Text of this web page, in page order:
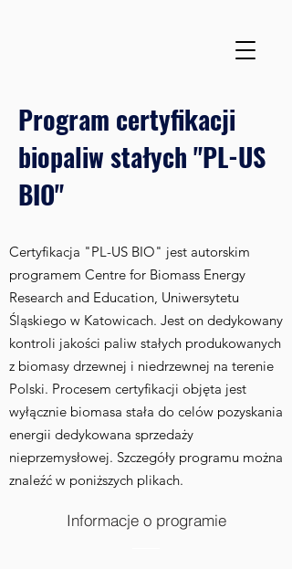
Program certyfikacji
biopaliw stałych "PL-US
BIO"
Certyfikacja "PL-US BIO" jest autorskim
programem Centre for Biomass Energy
Research and Education, Uniwersytetu
Śląskiego w Katowicach. Jest on dedykowany
kontroli jakości paliw stałych produkowanych
z biomasy drzewnej i niedrzewnej na terenie
Polski. Procesem certyfikacji objęta jest
wyłącznie biomasa stała do celów pozyskania
energii dedykowana sprzedaży
nieprzemysłowej. Szczegóły programu można
znaleźć w poniższych plikach.
Informacje o programie